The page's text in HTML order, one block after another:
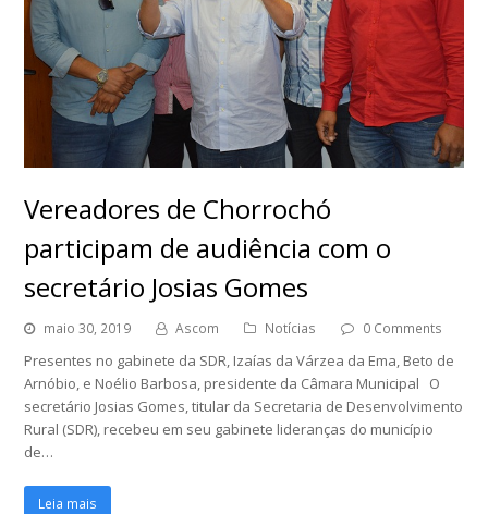
Vereadores de Chorrochó
participam de audiência com o
secretário Josias Gomes
maio 30, 2019 Ascom Notícias 0 Comments
Presentes no gabinete da SDR, Izaías da Várzea da Ema, Beto de
Arnóbio, e Noélio Barbosa, presidente da Câmara Municipal O
secretário Josias Gomes, titular da Secretaria de Desenvolvimento
Rural (SDR), recebeu em seu gabinete lideranças do município
de…
Leia mais